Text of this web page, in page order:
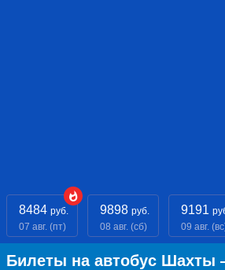
8484 руб.
07 авг. (пт)
9898 руб.
08 авг. (сб)
9191
09 авг.
Билеты на автобус Шахты